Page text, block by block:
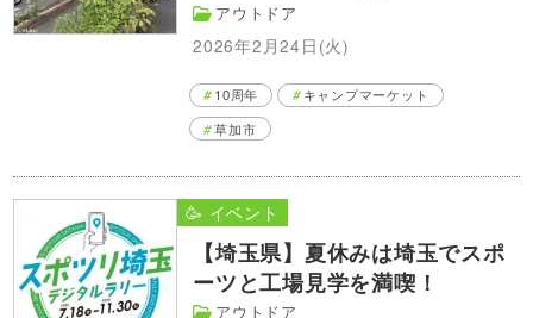
アウトドア
2026年2月24日(火)
10周年
キャンプマーケット
草加市
【埼玉県】夏休みは埼玉でスポ
ーツと工場見学を満喫！
アウトドア
🥳 イベント